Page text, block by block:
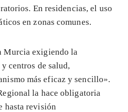
En residencias, el uso
en zonas comunes.
Murcia exigiendo la
centros de salud,
más eficaz y sencillo».
la hace obligatoria
hasta revisión